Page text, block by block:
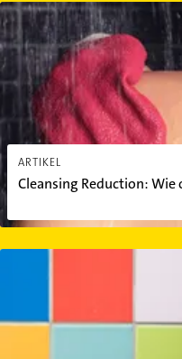
ARTIKEL
Cleansing Reduction:
Cleansing Reduction: Wie
Resilienz stärken: 5 Tipps